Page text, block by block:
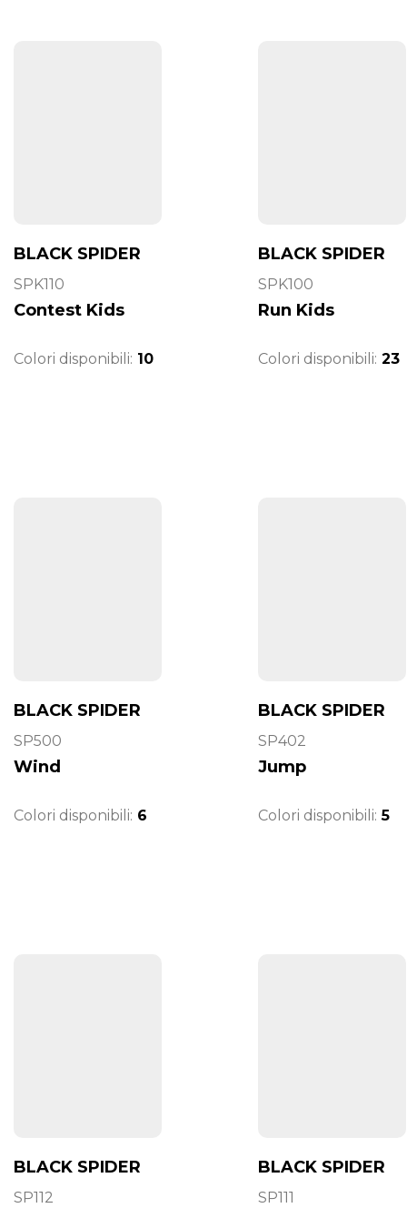
BLACK SPIDER
SPK110
Contest Kids
Colori disponibili: 10
BLACK SPIDER
SPK100
Run Kids
Colori disponibili: 23
BLACK SPIDER
SP500
Wind
Colori disponibili: 6
BLACK SPIDER
SP402
Jump
Colori disponibili: 5
BLACK SPIDER
SP112
BLACK SPIDER
SP111